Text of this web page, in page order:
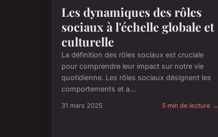
Les dynamiques des rôles
sociaux à l'échelle globale et
culturelle
La définition des rôles sociaux est cruciale
pour comprendre leur impact sur notre vie
quotidienne. Les rôles sociaux désignent les
comportements et a...
31 mars 2025 5 min de lecture →